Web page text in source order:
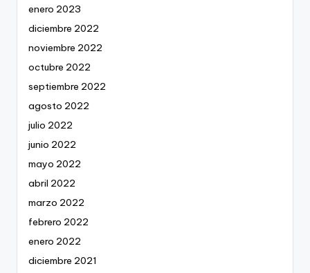
enero 2023
diciembre 2022
noviembre 2022
octubre 2022
septiembre 2022
agosto 2022
julio 2022
junio 2022
mayo 2022
abril 2022
marzo 2022
febrero 2022
enero 2022
diciembre 2021